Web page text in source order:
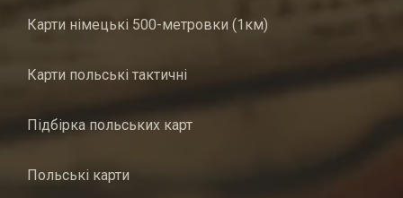
Карти німецькі 500-метровки (1км)
Карти польські тактичні
Підбірка польських карт
Польські карти